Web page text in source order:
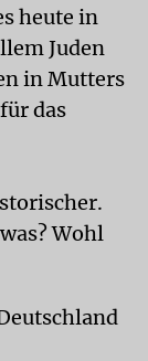
heute in
Juden
in Mutters
das
Wohl